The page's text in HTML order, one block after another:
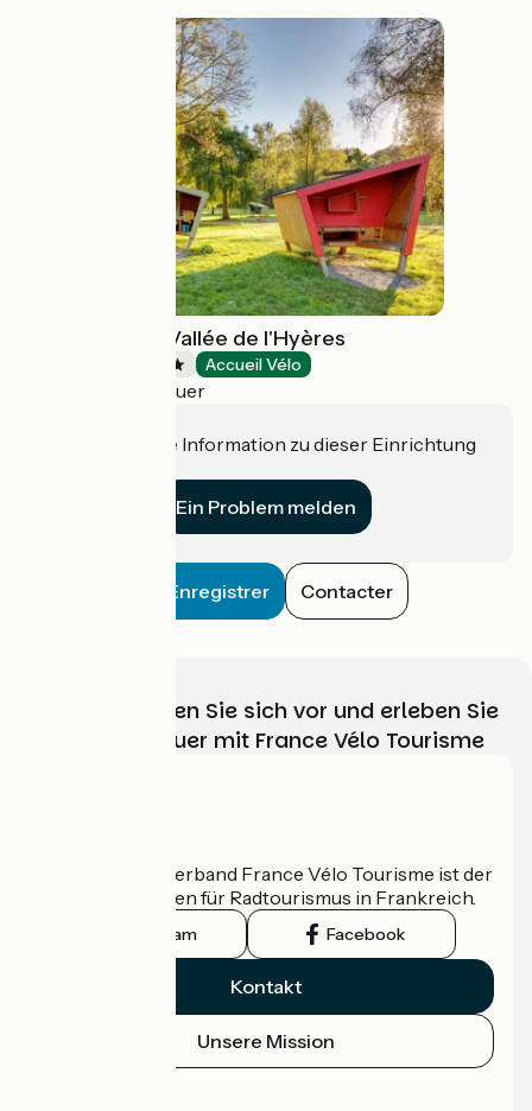
Camping de la Vallée de l'Hyères
Accueil Vélo
Carhaix-Plouguer
Haben Sie eine Information zu dieser Einrichtung
Ein Problem melden
Enregistrer Contacter
Wählen, bereiten Sie sich vor und erleben Sie
Ihr Radabenteuer mit France Vélo Tourisme
Der nationale Verband France Vélo Tourisme ist der
offizielle Leitfaden für Radtourismus in Frankreich.
Instagram Facebook
Kontakt
Unsere Mission